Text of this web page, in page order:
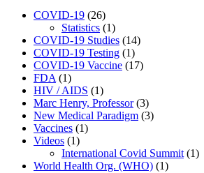
COVID-19 (26)
Statistics (1)
COVID-19 Studies (14)
COVID-19 Testing (1)
COVID-19 Vaccine (17)
FDA (1)
HIV / AIDS (1)
Marc Henry, Professor(3)
New Medical Paradigm (3)
Vaccines (1)
Videos (1)
International Covid Summit (1)
World Health Org. (WHO) (1)